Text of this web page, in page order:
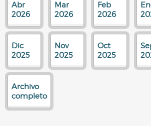
Abr
2026
Mar
2026
Feb
2026
Dic
2025
Nov
2025
Oct
2025
Archivo
completo